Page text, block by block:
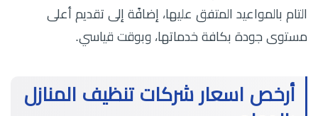
التام بالمواعيد المتفق عليها، إضافًة إلى تقديم أعلى
مستوى جودة بكافة خدماتها، وبوقت قياسي.
أرخص اسعار شركات تنظيف المنازل